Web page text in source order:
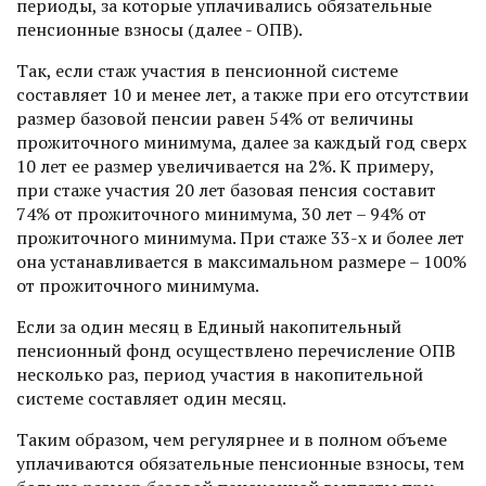
периоды, за которые уплачивались обязательные
пенсионные взносы (далее - ОПВ).
Так, если стаж участия в пенсионной системе
составляет 10 и менее лет, а также при его отсутствии
размер базовой пенсии равен 54% от величины
прожиточного минимума, далее за каждый год сверх
10 лет ее размер увеличивается на 2%. К примеру,
при стаже участия 20 лет базовая пенсия составит
74% от прожиточного минимума, 30 лет – 94% от
прожиточного минимума. При стаже 33-х и более лет
она устанавливается в максимальном размере – 100%
от прожиточного минимума.
Если за один месяц в Единый накопительный
пенсионный фонд осуществлено перечисление ОПВ
несколько раз, период участия в накопительной
системе составляет один месяц.
Таким образом, чем регулярнее и в полном объеме
уплачиваются обязательные пенсионные взносы, тем